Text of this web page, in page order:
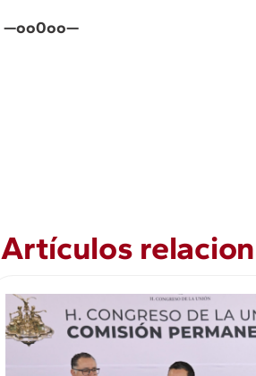
—oo0oo—
Artículos